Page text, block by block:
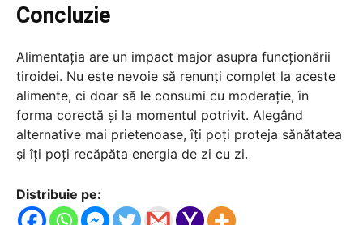
Concluzie
Alimentația are un impact major asupra funcționării
tiroidei. Nu este nevoie să renunți complet la aceste
alimente, ci doar să le consumi cu moderație, în
forma corectă și la momentul potrivit. Alegând
alternative mai prietenoase, îți poți proteja sănătatea
și îți poți recăpăta energia de zi cu zi.
Distribuie pe: